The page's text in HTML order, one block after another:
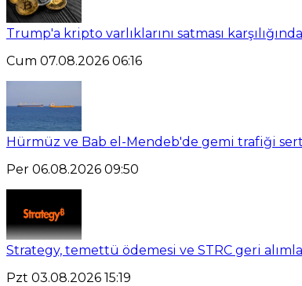
Trump'a kripto varlıklarını satması
Cum 07.08.2026 06:16
Hürmüz ve Bab el-Mendeb'de gemi trafiği
Per 06.08.2026 09:50
Strategy, temettü ödemesi ve STRC geri
Pzt 03.08.2026 15:19